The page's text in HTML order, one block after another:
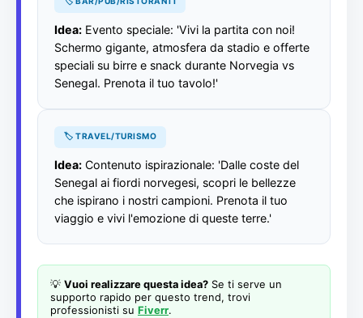
Idea: Evento speciale: 'Vivi la partita con noi!
Schermo gigante, atmosfera da stadio e offerte
speciali su birre e snack durante Norvegia vs
Senegal. Prenota il tuo tavolo!'
🏷️ TRAVEL/TURISMO
Idea: Contenuto ispirazionale: 'Dalle coste del
Senegal ai fiordi norvegesi, scopri le bellezze
che ispirano i nostri campioni. Prenota il tuo
viaggio e vivi l'emozione di queste terre.'
💡 Vuoi realizzare questa idea? Se ti serve un
supporto rapido per questo trend, trovi
professionisti su Fiverr.